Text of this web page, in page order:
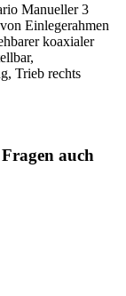
Manueller 3
Einlegerahmen
koaxialer
Trieb rechts
auch